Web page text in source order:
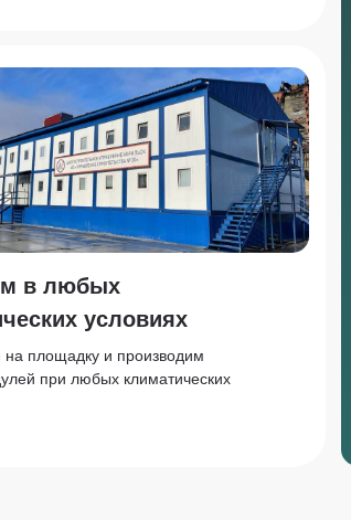
в любых
условиях
на площадку и производим
при любых климатических